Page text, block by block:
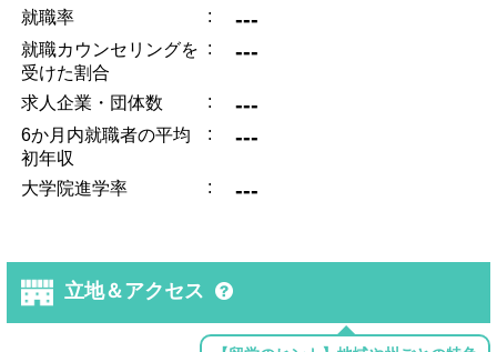
就職率 : ---
就職カウンセリングを
受けた割合
: ---
求人企業・団体数 : ---
6か月内就職者の平均
初年収
: ---
大学院進学率 : ---
立地＆アクセス